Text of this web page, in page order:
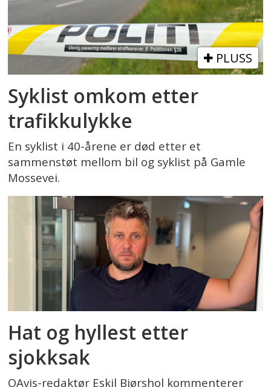
PLUSS
Syklist omkom etter
trafikkulykke
En syklist i 40-årene er død etter et
sammenstøt mellom bil og syklist på Gamle
Mossevei.
Hat og hyllest etter
sjokksak
OAvis-redaktør Eskil Bjørshol kommenterer